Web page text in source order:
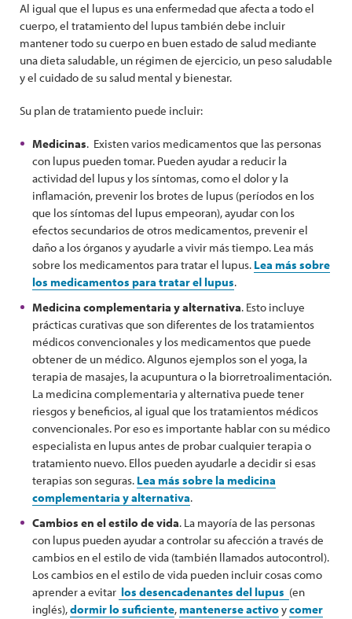
Al igual que el lupus es una enfermedad que afecta a todo el
cuerpo, el tratamiento del lupus también debe incluir
mantener todo su cuerpo en buen estado de salud mediante
una dieta saludable, un régimen de ejercicio, un peso saludable
y el cuidado de su salud mental y bienestar.
Su plan de tratamiento puede incluir:
Medicinas. Existen varios medicamentos que las personas
con lupus pueden tomar. Pueden ayudar a reducir la
actividad del lupus y los síntomas, como el dolor y la
inflamación, prevenir los brotes de lupus (períodos en los
que los síntomas del lupus empeoran), ayudar con los
efectos secundarios de otros medicamentos, prevenir el
daño a los órganos y ayudarle a vivir más tiempo. Lea más
sobre los medicamentos para tratar el lupus. Lea más sobre
los medicamentos para tratar el lupus.
Medicina complementaria y alternativa. Esto incluye
prácticas curativas que son diferentes de los tratamientos
médicos convencionales y los medicamentos que puede
obtener de un médico. Algunos ejemplos son el yoga, la
terapia de masajes, la acupuntura o la biorretroalimentación.
La medicina complementaria y alternativa puede tener
riesgos y beneficios, al igual que los tratamientos médicos
convencionales. Por eso es importante hablar con su médico
especialista en lupus antes de probar cualquier terapia o
tratamiento nuevo. Ellos pueden ayudarle a decidir si esas
terapias son seguras. Lea más sobre la medicina
complementaria y alternativa.
Cambios en el estilo de vida. La mayoría de las personas
con lupus pueden ayudar a controlar su afección a través de
cambios en el estilo de vida (también llamados autocontrol).
Los cambios en el estilo de vida pueden incluir cosas como
aprender a evitar los desencadenantes del lupus (en
inglés),dormir lo suficiente,mantenerse activoycomer